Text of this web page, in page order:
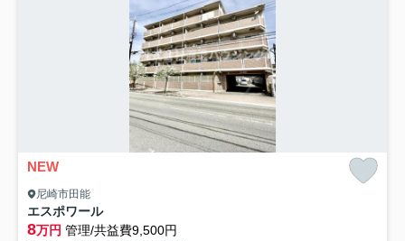
NEW
尼崎市田能
エスポワール
8万円 管理/共益費9,500円